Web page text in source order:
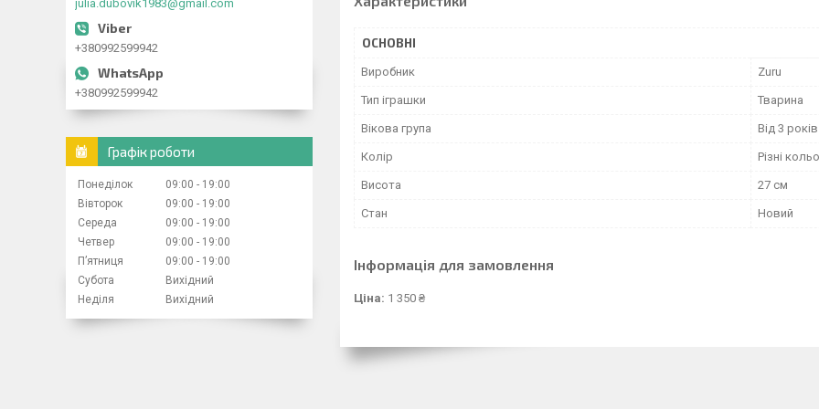
ОСНОВНІ
Виробник Zuru
Тип іграшки Тварина
Вікова група Від 3 років
Колір Різні
Висота 27 см
Стан Новий
Інформація для замовлення
Ціна: 1 350 ₴
julia.dubovik1983@gmail.com
+380992599942
+380992599942
Графік роботи
Понеділок 09:00
19:00
Вівторок
09:00
19:00
Середа
09:00
19:00
Четвер
09:00
19:00
Пʼятниця
09:00
19:00
Субота
Вихідний
Неділя
Вихідний